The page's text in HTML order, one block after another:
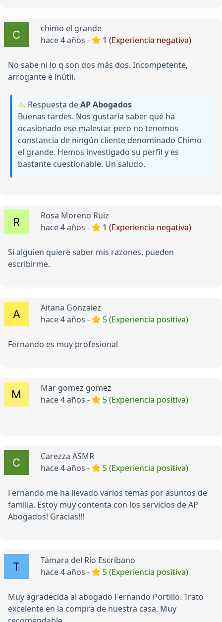
chimo el grande
hace 4 años -
1 (Experiencia negativa)
No sabe ni lo q son dos más dos. Incompetente,
arrogante e inútil.
Respuesta deAP Abogados
Buenas tardes. Nos gustaría saber qué ha
ocasionado ese malestar pero no tenemos
constancia de ningún cliente denominado Chimo
el grande. Hemos investigado su perfil y es
bastante cuestionable. Un saludo.
Rosa Moreno Ruiz
hace 4 años -
1 (Experiencia negativa)
Si alguien quiere saber mis razones, pueden
escribirme.
Aitana Gonzalez
hace 4 años -
5 (Experiencia positiva)
Fernando es muy profesional
Mar gomez gomez
hace 4 años -
5 (Experiencia positiva)
Carezza ASMR
hace 4 años -
5 (Experiencia positiva)
Fernando me ha llevado varios temas por asuntos de
familia. Estoy muy contenta con los servicios de AP
Abogados! Gracias!!!
Tamara del Río Escribano
hace 4 años -
5 (Experiencia positiva)
Muy agradecida al abogado Fernando Portillo. Trato
excelente en la compra de nuestra casa. Muy